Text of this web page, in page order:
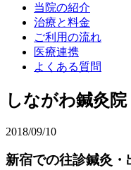
当院の紹介
治療と料金
ご利用の流れ
医療連携
よくある質問
しながわ鍼灸
2018/09/10
新宿での往診鍼灸